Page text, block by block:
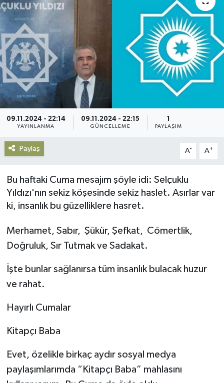
09.11.2024 - 22:14
YAYINLANMA
09.11.2024 - 22:15
GÜNCELLEME PAYLAŞIM
Paylaş A- A+
Bu haftaki Cuma mesajım şöyle idi: Selçuklu
Yıldızı'nın sekiz köşesinde sekiz haslet. Asırlar var
ki, insanlık bu güzelliklere hasret.
Merhamet, Sabır, Şükür, Şefkat, Cömertlik,
Doğruluk, Sır Tutmak ve Sadakat.
İşte bunlar sağlanırsa tüm insanlık bulacak huzur
ve rahat.
Hayırlı Cumalar
Kitapçı Baba
Evet, özelikle birkaç aydır sosyal medya
paylaşımlarımda “Kitapçı Baba” mahlasını
Genel
Gündem
Haberde İnsan
Kültür-Sanat
Magazin
Podcast
Politika
Sağlık
Siyaset
Spor